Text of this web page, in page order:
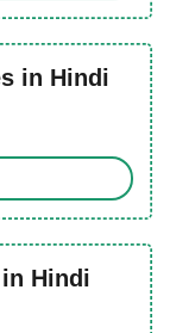
in Hindi
in Hindi